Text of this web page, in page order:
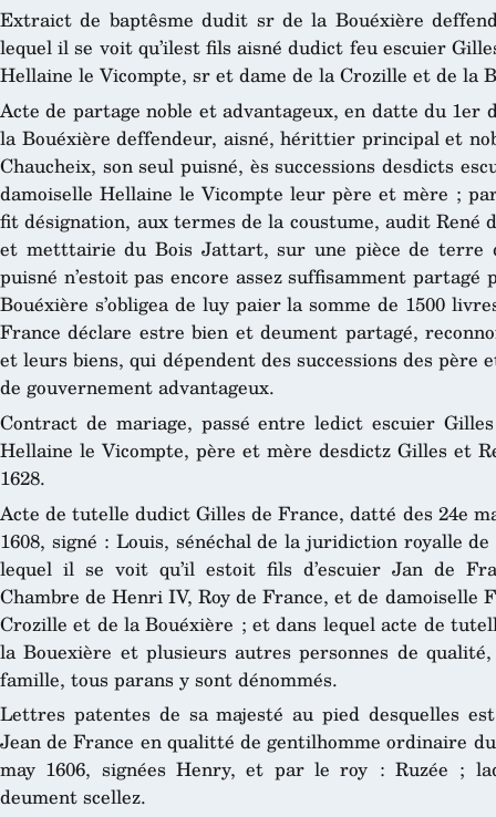
Extraict de baptêsme dudit sr de la Bouéxière
lequel il se voit qu’ilest fils aisné dudict feu escuier
Hellaine le Vicompte, sr et dame de la Crozille et de la
Acte de partage noble et advantageux, en datte du 1er
la Bouéxière deffendeur, aisné, hérittier principal et
Chaucheix, son seul puisné, ès successions desdicts
damoiselle Hellaine le Vicompte leur père et mère ;
fit désignation, aux termes de la coustume, audit René
et metttairie du Bois Jattart, sur une pièce de terre
puisné n’estoit pas encore assez suffisamment
Bouéxière s’obligea de luy paier la somme de 1500
France déclare estre bien et deument partagé,
et leurs biens, qui dépendent des successions des père
de gouvernement advantageux.
Contract de mariage, passé entre ledict escuier
Hellaine le Vicompte, père et mère desdictz Gilles et
1628.
Acte de tutelle dudict Gilles de France, datté des 24e
1608, signé : Louis, sénéchal de la juridiction royalle
lequel il se voit qu’il estoit fils d’escuier Jan de
Chambre de Henri IV, Roy de France, et de damoiselle
Crozille et de la Bouéxière ; et dans lequel acte de
la Bouexière et plusieurs autres personnes de
famille, tous parans y sont dénommés.
Lettres patentes de sa majesté au pied desquelles
Jean de France en qualitté de gentilhomme ordinaire
may 1606, signées Henry, et par le roy : Ruzée ;
deument scellez.